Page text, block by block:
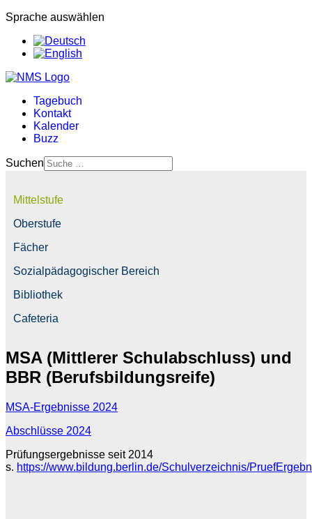
Sprache auswählen
Tagebuch
Kontakt
Kalender
Buzz
Suchen
Mittelstufe
Oberstufe
Fächer
Sozialpädagogischer Bereich
Bibliothek
Cafeteria
MSA (Mittlerer Schulabschluss) und
BBR (Berufsbildungsreife)
MSA-Ergebnisse 2024
Abschlüsse 2024
Prüfungsergebnisse seit 2014
s. https://www.bildung.berlin.de/Schulverzeichnis/